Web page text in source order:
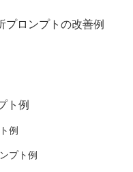
ロンプトの改善例
ト例
例
プト例